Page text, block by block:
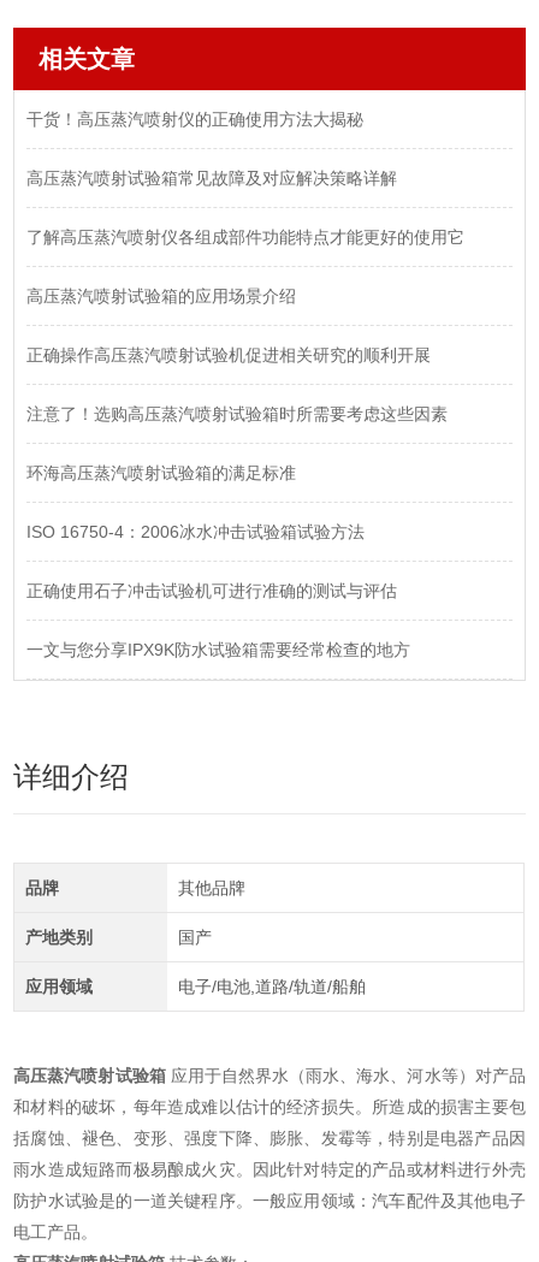
相关文章
干货！高压蒸汽喷射仪的正确使用方法大揭秘
高压蒸汽喷射试验箱常见故障及对应解决策略详解
了解高压蒸汽喷射仪各组成部件功能特点才能更好的使用它
高压蒸汽喷射试验箱的应用场景介绍
正确操作高压蒸汽喷射试验机促进相关研究的顺利开展
注意了！选购高压蒸汽喷射试验箱时所需要考虑这些因素
环海高压蒸汽喷射试验箱的满足标准
ISO 16750-4：2006冰水冲击试验箱试验方法
正确使用石子冲击试验机可进行准确的测试与评估
一文与您分享IPX9K防水试验箱需要经常检查的地方
详细介绍
品牌 其他品牌
产地类别 国产
应用领域 电子/电池,道路/轨道/船舶
高压蒸汽喷射试验箱应用于自然界水（雨水、海水、河水等）对产品
和材料的破坏，每年造成难以估计的经济损失。所造成的损害主要包
括腐蚀、褪色、变形、强度下降、膨胀、发霉等，特别是电器产品因
雨水造成短路而极易酿成火灾。因此针对特定的产品或材料进行外壳
防护水试验是的一道关键程序。一般应用领域：汽车配件及其他电子
电工产品。